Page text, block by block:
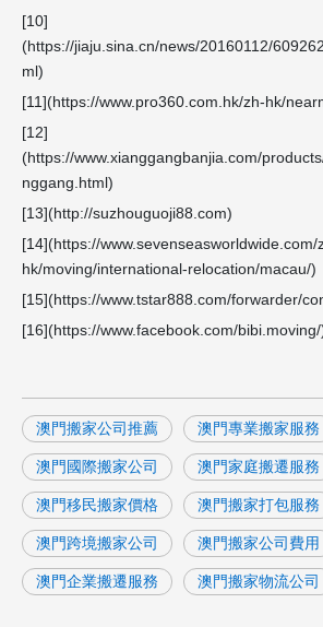
[10]
(https://jiaju.sina.cn/news/20160112/
ml)
[11](https://www.pro360.com.hk/zh-hk/
[12]
(https://www.xianggangbanjia.com/
nggang.html)
[13](http://suzhouguoji88.com)
[14](https://www.sevenseasworldwide.com/
hk/moving/international-relocation/macau/)
[15](https://www.tstar888.com/forwarder/
[16](https://www.facebook.com/bibi.moving/
澳門搬家公司推薦 澳門專業搬家服務
澳門國際搬家公司 澳門家庭搬遷服務
澳門移民搬家價格 澳門搬家打包服務
澳門跨境搬家公司 澳門搬家公司費用
澳門企業搬遷服務 澳門搬家物流公司